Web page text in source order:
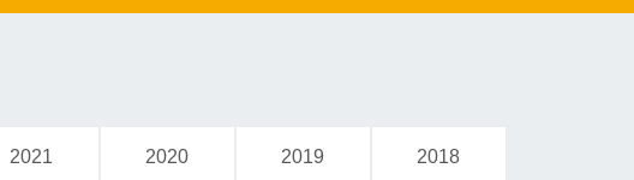
2021 2020 2019 2018